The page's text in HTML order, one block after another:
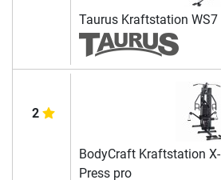
Taurus Kraftstation WS7
2
BodyCraft Kraftstation X-
Press pro